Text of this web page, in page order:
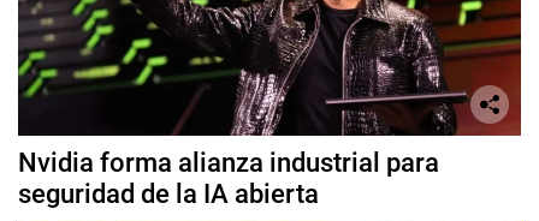
Nvidia forma alianza industrial para
seguridad de la IA abierta